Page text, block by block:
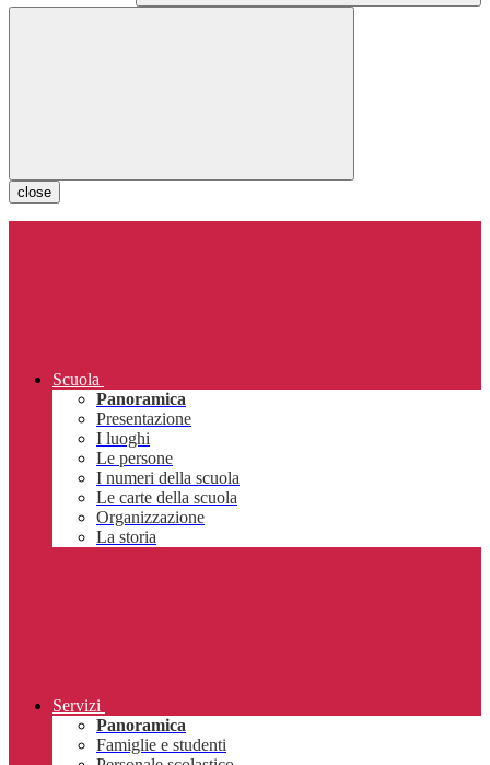
close
Scuola
Panoramica
Presentazione
I luoghi
Le persone
I numeri della scuola
Le carte della scuola
Organizzazione
La storia
Servizi
Panoramica
Famiglie e studenti